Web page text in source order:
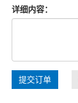
详细内容：
提交订单